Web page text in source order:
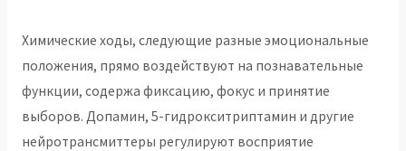
Химические ходы, следующие разные эмоциональные
положения, прямо воздействуют на познавательные
функции, содержа фиксацию, фокус и принятие
выборов. Допамин, 5-гидрокситриптамин и другие
нейротрансмиттеры регулируют восприятие